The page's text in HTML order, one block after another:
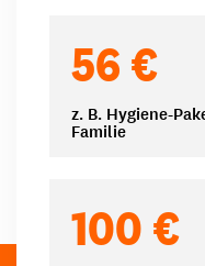
56 €
z. B. Hygiene-
Familie
100 €